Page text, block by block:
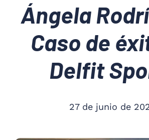
Servicios
Wellness Corporativo
Ángela
Caso de
Delfit
27 de junio de